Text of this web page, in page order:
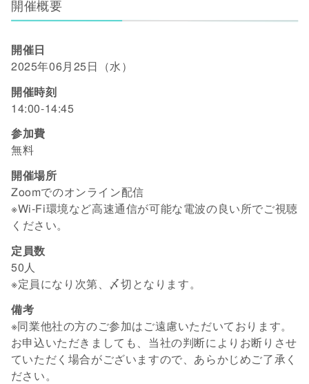
開催概要
開催日
2025年06月25日（水）
開催時刻
14:00-14:45
参加費
無料
開催場所
Zoomでのオンライン配信
※Wi-Fi環境など高速通信が可能な電波の良い所でご視聴
ください。
定員数
50人
※定員になり次第、〆切となります。
備考
※同業他社の方のご参加はご遠慮いただいております。
お申込いただきましても、当社の判断によりお断りさせ
ていただく場合がございますので、あらかじめご了承く
ださい。